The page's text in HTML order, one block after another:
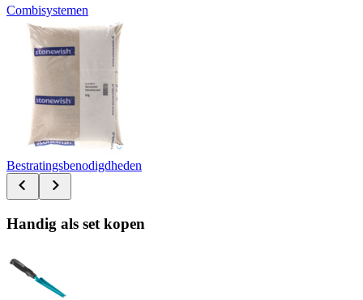
Combisystemen
Bestratingsbenodigdheden
Handig als set kopen